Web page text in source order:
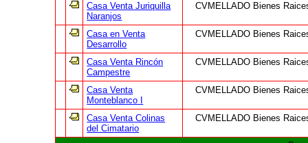
Casa Venta Juriquilla
Naranjos
CVMELLADO Bienes
Casa en Venta
Desarrollo
CVMELLADO Bienes
Casa Venta Rincón
Campestre
CVMELLADO Bienes
Casa Venta
Monteblanco I
CVMELLADO Bienes
Casa Venta Colinas
del Cimatario
CVMELLADO Bienes